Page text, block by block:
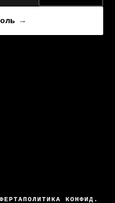
→
ПОЛИТИКА КОНФИД.